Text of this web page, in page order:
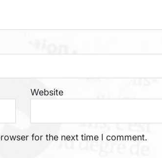
Website
for the next time I comment.